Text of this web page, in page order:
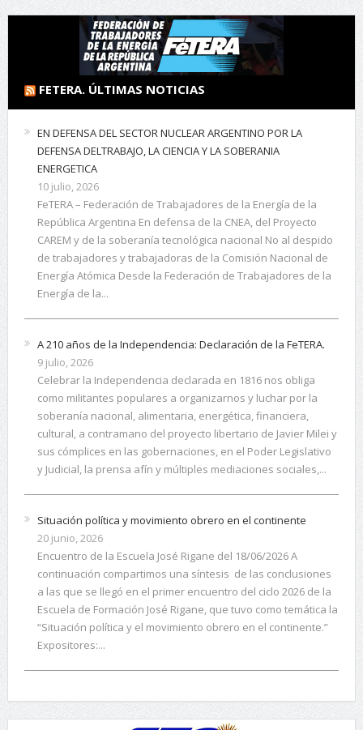
FETERA. ÚLTIMAS NOTICIAS
EN DEFENSA DEL SECTOR NUCLEAR ARGENTINO POR LA
DEFENSA DELTRABAJO, LA CIENCIA Y LA SOBERANIA
ENERGETICA
10 julio, 2026
FeTERA – Federación de Trabajadores de la Energía de la
República Argentina En defensa de la CNEA, del Proyecto
CAREM y de la soberanía tecnológica nacional No al despido
de trabajadores y trabajadoras de la Comisión Nacional de
Energía Atómica Desde la Federación de Trabajadores de la
Energía de la...
A 210 años de la Independencia: Declaración de la FeTERA.
9 julio, 2026
Celebrar la Independencia declarada en 1816 nos obliga
como militantes populares a organizarnos y luchar por la
soberanía nacional, alimentaria, energética, financiera,
cultural, a contramano del proyecto libertario de Javier Milei y
sus cómplices en las gobernaciones, en el Poder Legislativo
y Judicial, la prensa afín y múltiples mediaciones sociales,...
Situación política y movimiento obrero en el continente
20 junio, 2026
Encuentro de la Escuela José Rigane del 18/06/2026 A
continuación compartimos una síntesis de las conclusiones
a las que se llegó en el primer encuentro del ciclo 2026 de la
Escuela de Formación José Rigane, que tuvo como temática la
“Situación política y el movimiento obrero en el continente.”
Expositores:...